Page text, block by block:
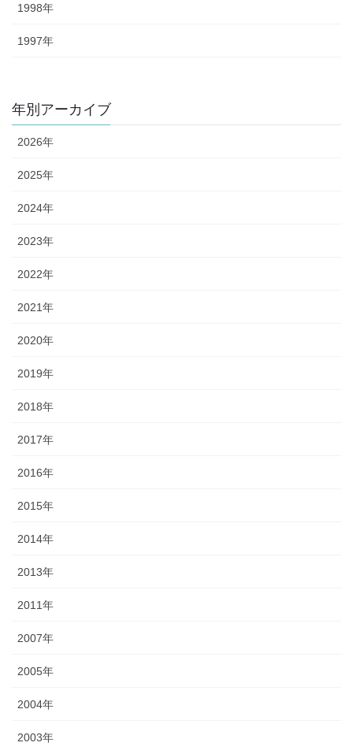
1998年
1997年
年別アーカイブ
2026年
2025年
2024年
2023年
2022年
2021年
2020年
2019年
2018年
2017年
2016年
2015年
2014年
2013年
2011年
2007年
2005年
2004年
2003年